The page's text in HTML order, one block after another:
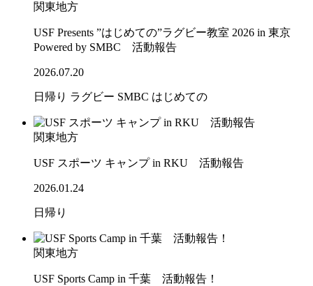
関東地方
USF Presents ”はじめての”ラグビー教室 2026 in 東京
Powered by SMBC 活動報告
2026.07.20
日帰り ラグビー SMBC はじめての
関東地方
USF スポーツ キャンプ in RKU 活動報告
2026.01.24
日帰り
関東地方
USF Sports Camp in 千葉 活動報告！